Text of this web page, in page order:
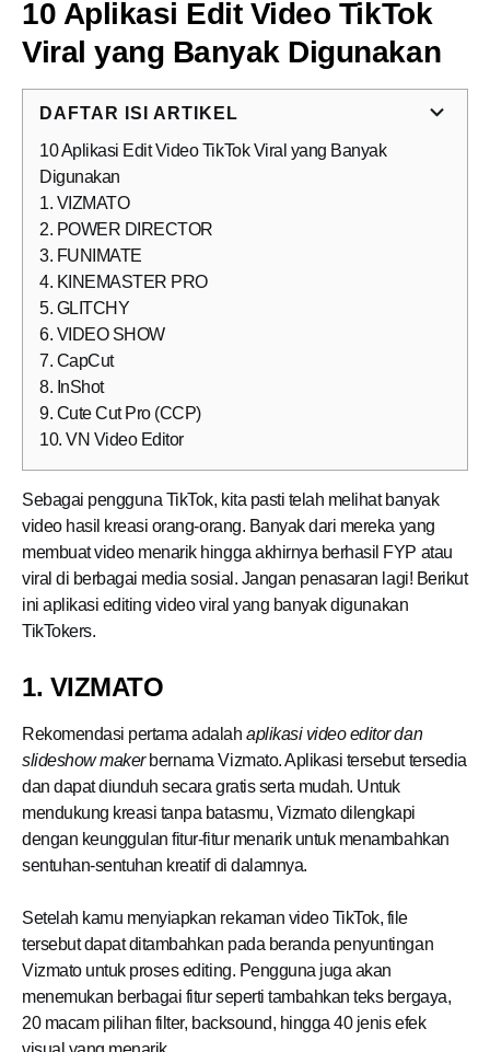
10 Aplikasi Edit Video TikTok
Viral yang Banyak Digunakan
DAFTAR ISI ARTIKEL
10 Aplikasi Edit Video TikTok Viral yang Banyak
Digunakan
1. VIZMATO
2. POWER DIRECTOR
3. FUNIMATE
4. KINEMASTER PRO
5. GLITCHY
6. VIDEO SHOW
7. CapCut
8. InShot
9. Cute Cut Pro (CCP)
10. VN Video Editor
Sebagai pengguna TikTok, kita pasti telah melihat banyak
video hasil kreasi orang-orang. Banyak dari mereka yang
membuat video menarik hingga akhirnya berhasil FYP atau
viral di berbagai media sosial. Jangan penasaran lagi! Berikut
ini aplikasi editing video viral yang banyak digunakan
TikTokers.
1. VIZMATO
Rekomendasi pertama adalahaplikasi video editor dan
slideshow maker bernama Vizmato. Aplikasi tersebut tersedia
dan dapat diunduh secara gratis serta mudah. Untuk
mendukung kreasi tanpa batasmu, Vizmato dilengkapi
dengan keunggulan fitur-fitur menarik untuk menambahkan
sentuhan-sentuhan kreatif di dalamnya.
Setelah kamu menyiapkan rekaman video TikTok, file
tersebut dapat ditambahkan pada beranda penyuntingan
Vizmato untuk proses editing. Pengguna juga akan
menemukan berbagai fitur seperti tambahkan teks bergaya,
20 macam pilihan filter, backsound, hingga 40 jenis efek